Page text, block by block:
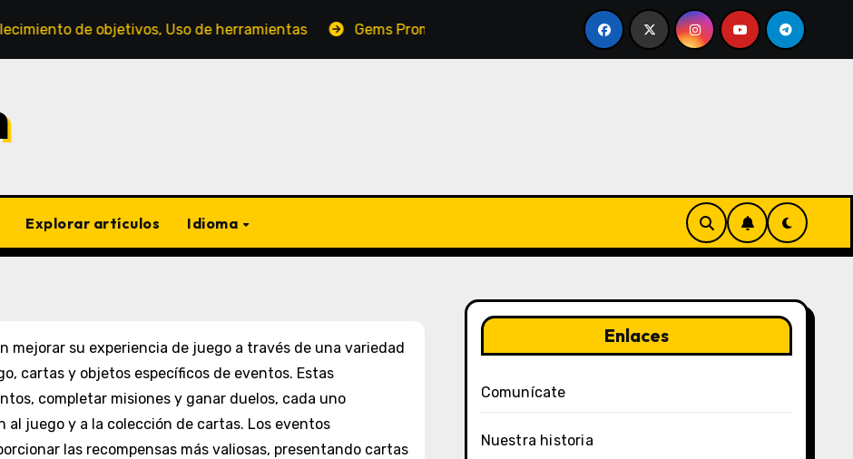
objetivos, Uso de herramientas Gems Promotions: Eventos promocionales, Campañas especiales, Ofertas exclusivas
Explorar artículos Idioma
mejorar su experiencia de juego a través de una variedad
cartas y objetos específicos de eventos. Estas
completar misiones y ganar duelos, cada uno
juego y a la colección de cartas. Los eventos
las recompensas más valiosas, presentando cartas
Enlaces
Comunícate
Nuestra historia